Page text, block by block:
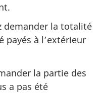
demander la totalité
payés à l’extérieur
la partie des
a pas été